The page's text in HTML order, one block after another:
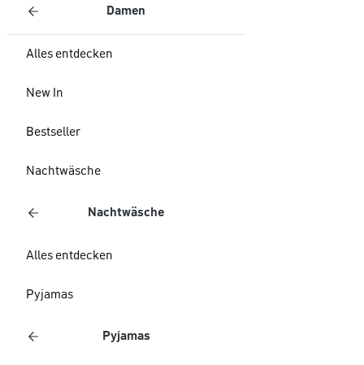
Damen
Alles entdecken
New In
Bestseller
Nachtwäsche
Nachtwäsche
Alles entdecken
Pyjamas
Pyjamas